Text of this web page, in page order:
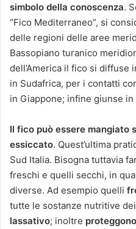
simbolo della conoscenza.
“Fico Mediterraneo”, si
delle regioni delle aree
Bassopiano turanico
dell’America il fico si
in Sudafrica, per i contatti
in Giappone; infine giunse in
Il fico può essere mangiato
essiccato. Quest’ultima
Sud Italia. Bisogna tuttavia
freschi e quelli secchi, in
diverse. Ad esempio quelli
tutte le sostanze nutritive
lassativo; inoltre